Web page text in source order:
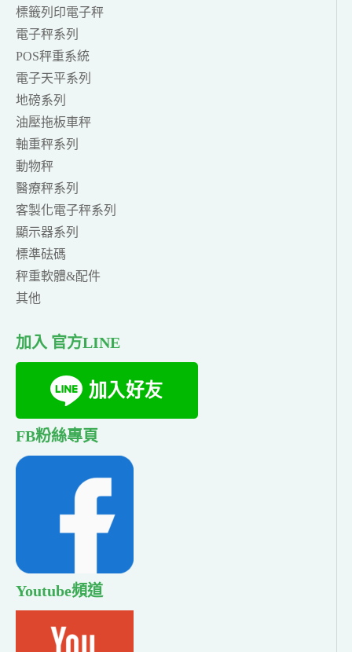
標籤列印電子秤
電子秤系列
POS秤重系統
電子天平系列
地磅系列
油壓拖板車秤
軸重秤系列
動物秤
醫療秤系列
客製化電子秤系列
顯示器系列
標準砝碼
秤重軟體&配件
其他
加入 官方LINE
FB粉絲專頁
Youtube頻道